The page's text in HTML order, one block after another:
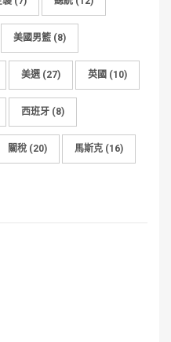
美國男籃 (8)
美選(27) 英國 (10)
西班牙 (8)
關稅 (20) 馬斯克 (16)